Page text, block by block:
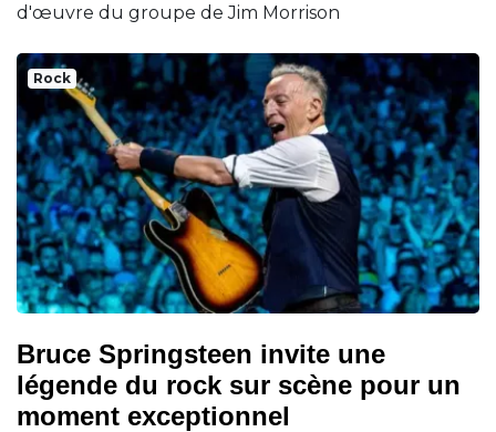
d'œuvre du groupe de Jim Morrison
Rock
Bruce Springsteen invite une
légende du rock sur scène pour un
moment exceptionnel